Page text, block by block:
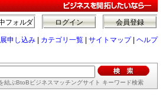
会員登録
ログイン
フォルダ
申し込み カテゴリ一覧 サイトマップ| ヘルプ
結ぶBtoBビジネスマッチングサイト キーワード検索